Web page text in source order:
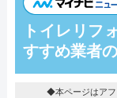
トイレリフ
すすめ業者
◆本ページはアフ